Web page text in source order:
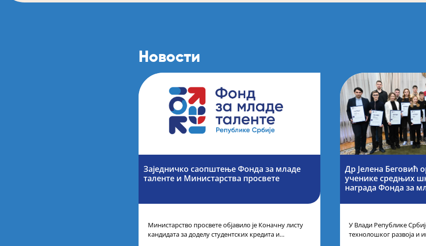
Новости
Заједничко саопштење Фонда за младе
таленте и Министарства просвете
Министарство просвете објавило је Коначну листу
кандидата за доделу студентских кредита и
Др Јелена Беговић
ученике средњих
награда Фонда за
У Влади Републике
технолошког развоја и